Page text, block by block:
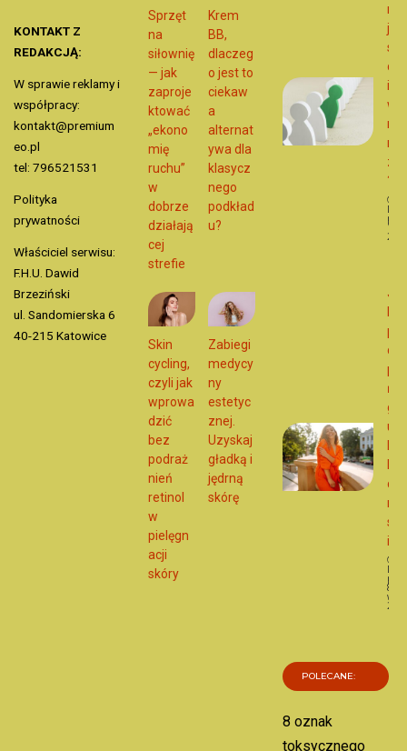
KONTAKT Z
REDAKCJĄ:
W sprawie reklamy i
współpracy:
kontakt@premium
eo.pl
tel: 796521531
Polityka
prywatności
Właściciel serwisu:
F.H.U. Dawid
Brzeziński
ul. Sandomierska 6
40-215 Katowice
Sprzęt
na
siłownię
— jak
zaproje
ktować
„ekono
mię
ruchu”
w
dobrze
działają
cej
strefie
Krem
BB,
dlaczeg
o jest to
ciekaw
a
alternat
ywa dla
klasycz
nego
podkład
u?
Skin
cycling,
czyli jak
wprowa
dzić
bez
podraż
nień
retinol
w
pielęgn
acji
skóry
Zabiegi
medycy
ny
estetyc
znej.
Uzyskaj
gładką i
jędrną
skórę
na
i
na
?
14
do
go
niu
i
8
POLECANE:
8 oznak
toksycznego